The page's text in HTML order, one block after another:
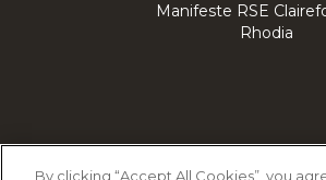
Manifeste RSE
Rhodia
By clicking “Accept All Cookies”, you